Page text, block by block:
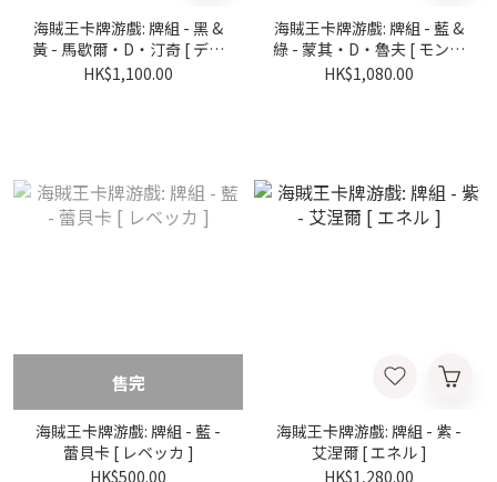
海賊王卡牌游戲: 牌組 - 黑 &
黃 - 馬歇爾・D・汀奇 [ デー
ビー・D・ティーチ ]
HK$1,100.00
海賊王卡牌游戲: 牌組 - 藍 &
綠 - 蒙其・D・魯夫 [ モンキ
ー・D・ルフィ ]
HK$1,080.00
售完
海賊王卡牌游戲: 牌組 - 藍 -
蕾貝卡 [ レベッカ ]
HK$500.00
海賊王卡牌游戲: 牌組 - 紫 -
艾涅爾 [ エネル ]
HK$1,280.00